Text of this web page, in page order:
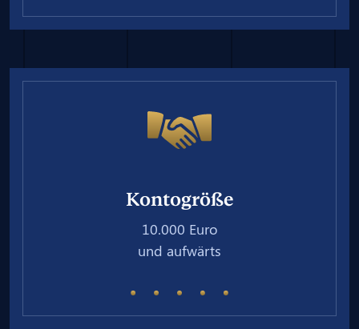
Kontogröße
10.000 Euro
und aufwärts